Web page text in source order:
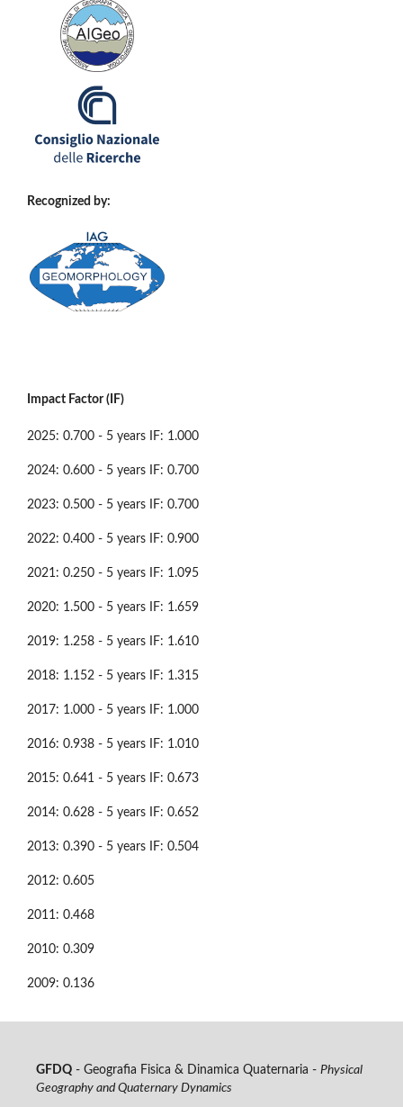
Recognized by:
Impact Factor (IF)
2025: 0.700 - 5 years IF: 1.000
2024: 0.600 - 5 years IF: 0.700
2023: 0.500 - 5 years IF: 0.700
2022: 0.400 - 5 years IF: 0.900
2021: 0.250 - 5 years IF: 1.095
2020: 1.500 - 5 years IF: 1.659
2019: 1.258 - 5 years IF: 1.610
2018: 1.152 - 5 years IF: 1.315
2017: 1.000 - 5 years IF: 1.000
2016: 0.938 - 5 years IF: 1.010
2015: 0.641 - 5 years IF: 0.673
2014: 0.628 - 5 years IF: 0.652
2013: 0.390 - 5 years IF: 0.504
2012: 0.605
2011: 0.468
2010: 0.309
2009: 0.136
GFDQ- Geografia Fisica & Dinamica Quaternaria - Physical
Geography and Quaternary Dynamics